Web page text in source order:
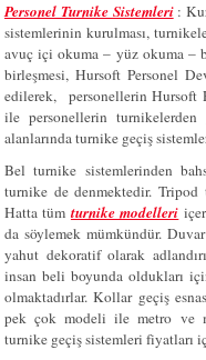
Personel Turnike Sistemleri:
sistemlerinin kurulması,
avuç içi okuma – yüz okuma –
birleşmesi, Hursoft Personel
edilerek, personellerin Hursoft
ile personellerin
alanlarında turnike geçiş
Bel turnike sistemlerinden
turnike de denmektedir. Tripod
Hatta tüm turnike modelleri
da söylemek mümkündür.
yahut dekoratif olarak
insan beli boyunda oldukları
olmaktadırlar. Kollar geçiş
pek çok modeli ile metro ve
turnike geçiş sistemleri